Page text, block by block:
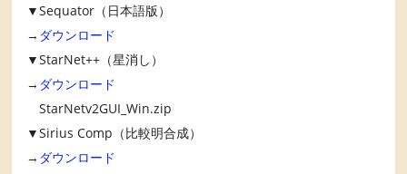
▼Sequator（日本語版）
→ ダウンロード
▼StarNet++（星消し）
→ ダウンロード
StarNetv2GUI_Win.zip
▼Sirius Comp（比較明合成）
→ ダウンロード